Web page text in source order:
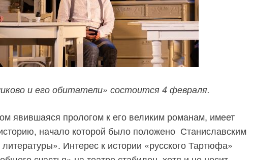
и его обитатели» состоится 4 февраля.
явившаяся прологом к его великим романам, имеет
начало которой было положено Станиславским
Интерес к истории «русского Тартюфа»